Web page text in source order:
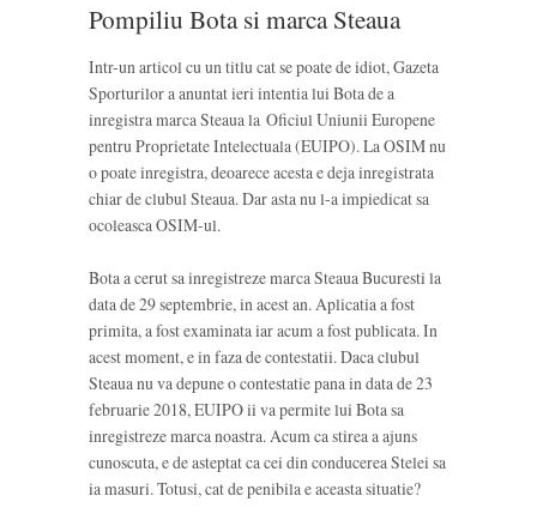
Pompiliu Bota si marca Steaua
Intr-un articol cu un titlu cat se poate de idiot, Gazeta
Sporturilor a anuntat ieri intentia lui Bota de a
inregistra marca Steaua la Oficiul Uniunii Europene
pentru Proprietate Intelectuala (EUIPO). La OSIM nu
o poate inregistra, deoarece acesta e deja inregistrata
chiar de clubul Steaua. Dar asta nu l-a impiedicat sa
ocoleasca OSIM-ul.
Bota a cerut sa inregistreze marca Steaua Bucuresti la
data de 29 septembrie, in acest an. Aplicatia a fost
primita, a fost examinata iar acum a fost publicata. In
acest moment, e in faza de contestatii. Daca clubul
Steaua nu va depune o contestatie pana in data de 23
februarie 2018, EUIPO ii va permite lui Bota sa
inregistreze marca noastra. Acum ca stirea a ajuns
cunoscuta, e de asteptat ca cei din conducerea Stelei sa
ia masuri. Totusi, cat de penibila e aceasta situatie?